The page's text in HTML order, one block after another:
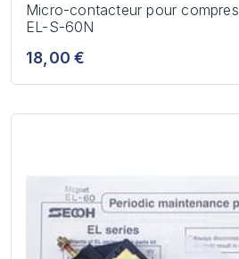
Micro-contacteur pour
EL-S-60N
18,00 €